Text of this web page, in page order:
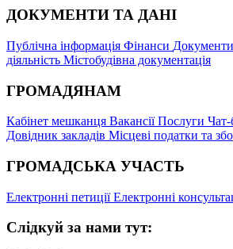
ДОКУМЕНТИ ТА ДАНІ
Публічна інформація Фінанси
діяльність Містобудівна документація
ГРОМАДЯНАМ
Кабінет мешканця ВакансіїПослуги
Довідник закладів Місцеві податки та
ГРОМАДСЬКА УЧАСТЬ
Електронні петиціїЕлектронні
Слідкуй за нами тут: